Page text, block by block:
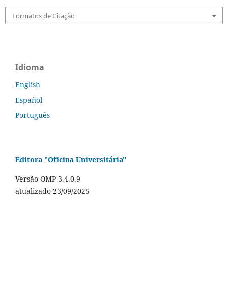
Formatos de Citação
Idioma
English
Español
Português
Editora "Oficina Universitária"
Versão OMP 3.4.0.9
atualizado 23/09/2025